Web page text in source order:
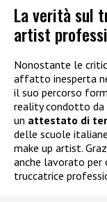
La verità sul
artist
Nonostante le
affatto inesperta
il suo percorso
reality condotto da
un attestato di
delle scuole
make up artist.
anche lavorato per
truccatrice